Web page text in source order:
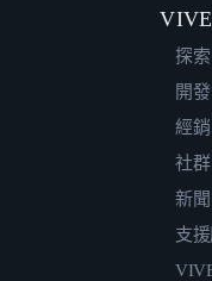
探索
開發
經銷
社群
新聞
支